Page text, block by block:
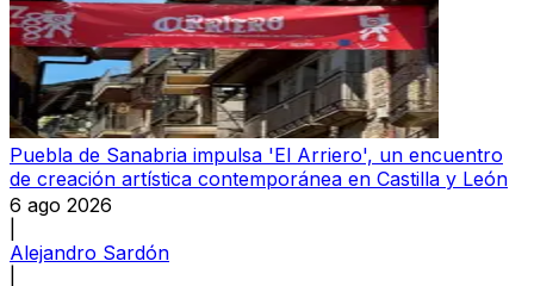
Puebla de Sanabria impulsa 'El Arriero', un encuentro
de creación artística contemporánea en Castilla y León
6 ago 2026
Alejandro Sardón